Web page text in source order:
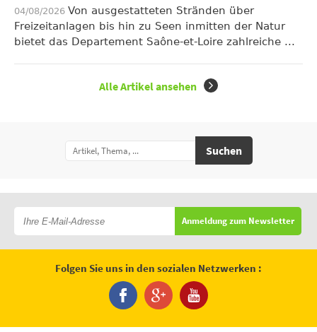
04/08/2026 Von ausgestatteten Stränden über
Freizeitanlagen bis hin zu Seen inmitten der Natur
bietet das Departement Saône-et-Loire zahlreiche ...
Alle Artikel ansehen
Suchen
Anmeldung zum Newsletter
Folgen Sie uns in den sozialen Netzwerken :